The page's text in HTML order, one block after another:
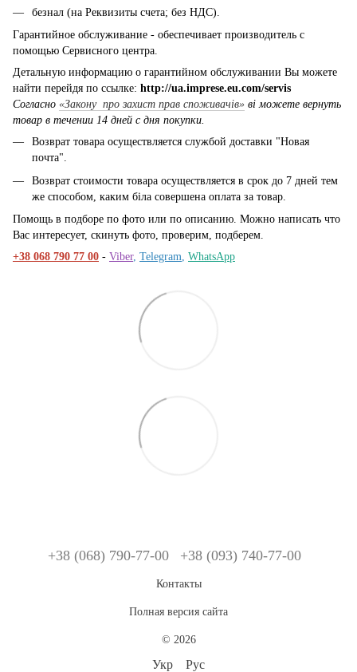
безнал (на Реквизиты счета; без НДС).
Гарантийное обслуживание - обеспечивает производитель с
помощью Сервисного центра.
Детальную информацию о гарантийном обслуживании Вы можете
найти перейдя по ссылке: http://ua.imprese.eu.com/servis
Согласно «Закону про захист прав споживачів» ві можете вернуть
товар в течении 14 дней с дня покупки.
Возврат товара осуществляется службой доставки "Новая
почта".
Возврат стоимости товара осуществляется в срок до 7 дней тем
же способом, каким біла совершена оплата за товар.
Помощь в подборе по фото или по описанию. Можно написать что
Вас интересует, скинуть фото, проверим, подберем.
+38 068 790 77 00 - Viber, Telegram, WhatsApp
+38 (068) 790-77-00 +38 (093) 740-77-00
Контакты
Полная версия сайта
© 2026
Укр Рус